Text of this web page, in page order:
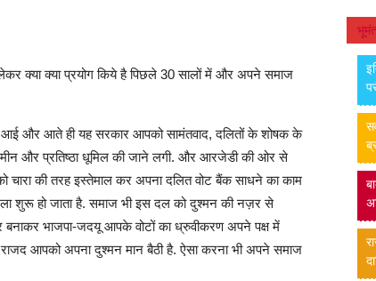
क्या क्या प्रयोग किये है पिछले 30 सालों में और अपने समाज
और आते ही यह सरकार आपको सामंतवाद, दलितों के शोषक के
और प्रतिष्ठा धूमिल की जाने लगी. और आरजेडी की ओर से
की तरह इस्तेमाल कर अपना दलित वोट बैंक साधने का काम
शुरू हो जाता है. समाज भी इस दल को दुश्मन की नज़र से
बनाकर भाजपा-जदयू आपके वोटों का ध्रुवीकरण अपने पक्ष में
राजद आपको अपना दुश्मन मान बैठी है. ऐसा करना भी अपने समाज